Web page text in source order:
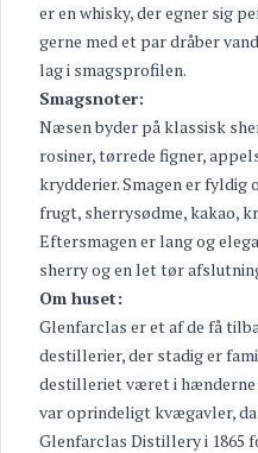
er en whisky, der egner sig
gerne med et par dråber
lag i smagsprofilen.
Smagsnoter:
Næsen byder på klassisk
rosiner, tørrede figner,
krydderier. Smagen er fyldig
frugt, sherrysødme, kakao,
Eftersmagen er lang og
sherry og en let tør
Om huset:
Glenfarclas er et af de få
destillerier, der stadig er
destilleriet været i hænderne
var oprindeligt kvægavler,
Glenfarclas Distillery i 1865